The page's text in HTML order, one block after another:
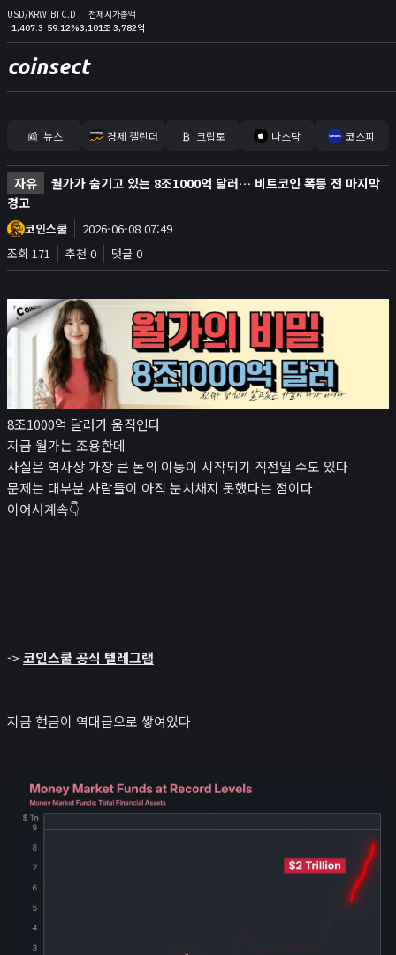
USD/KRW
1,407.3
BTC.D
59.12%
전체시가총액
3,101조 3,782억
coinsect
홈
커뮤니티
📊 지표
비트멕스 리더보드
고래 입출금
리치리스트
뉴스/콘텐츠
📰
뉴스
경제 캘린더
비트코인 보유단체
인플루언서
코스피
앱
로또
검색 엔진 최적화
게임
이미지 압축기
민감한 이미지 분류
녹음기
📰 뉴스 경제 캘린더 ₿ 크립토 나스닥 코스피
자유
월가가 숨기고 있는 8조1000억 달러… 비트코인 폭등 전 마지막
경고
코인스쿨
2026-06-08 07:49
조회 171
추천 0 댓글 0
8조1000억 달러가 움직인다
지금 월가는 조용한데
사실은 역사상 가장 큰 돈의 이동이 시작되기 직전일 수도 있다
문제는 대부분 사람들이 아직 눈치채지 못했다는 점이다
이어서계속👇
-> 코인스쿨 공식 텔레그램
지금 현금이 역대급으로 쌓여있다